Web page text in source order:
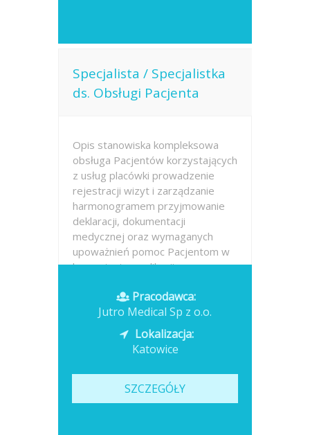
Specjalista / Specjalistka
ds. Obsługi Pacjenta
Opis stanowiska kompleksowa
obsługa Pacjentów korzystających
z usług placówki prowadzenie
rejestracji wizyt i zarządzanie
harmonogramem przyjmowanie
deklaracji, dokumentacji
medycznej oraz wymaganych
upoważnień pomoc Pacjentom w
korzystaniu z aplikacji oraz...
Opublikowano: dzisiajPracodawca:
Jutro Medical Sp z o.o.
Lokalizacja:
Katowice
SZCZEGÓŁY